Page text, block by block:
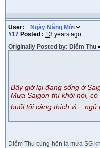
User:
Ngày Nắng Mới
#17 Posted : 13 years ago
Originally Posted by: Diễm Thu
Bây giờ lại đang sống ở
Mưa Saigon thì khỏi nói,
buổi tối càng thích vì....ngủ
Diễm Thu củng hên là mưa SG